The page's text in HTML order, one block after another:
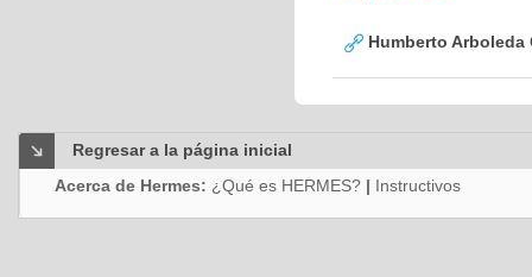
Humberto Arboleda
Regresar a la página inicial
Acerca de Hermes: ¿Qué es HERMES? | Instructivos